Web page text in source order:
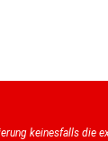
keinesfalls die